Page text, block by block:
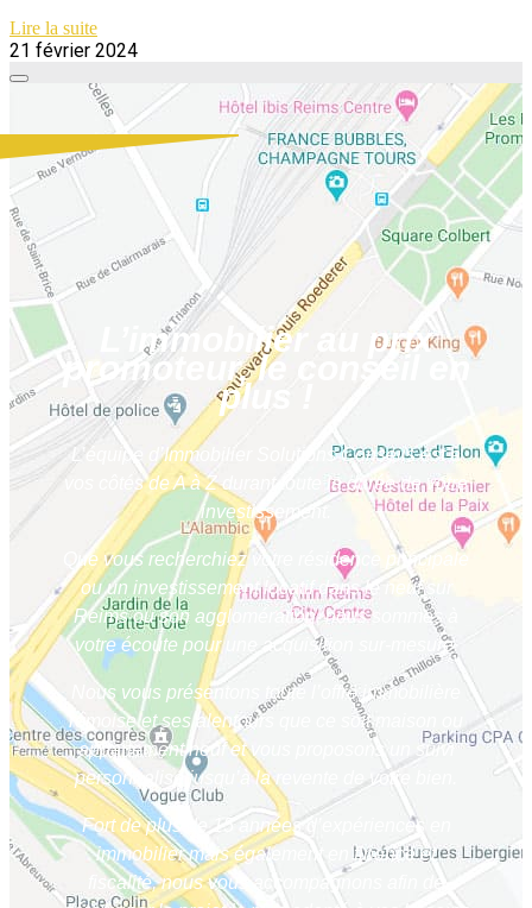
Lire la suite
21 février 2024
L’immobilier au prix
promoteur, le conseil en
plus !
L’équipe d’Immobilier Solutions Conseils est à
vos côtés de A à Z durant toute la durée de votre
investissement.
Que vous recherchiez votre résidence principale
ou un investissement locatif dans le neuf sur
Reims ou son agglomération, nous sommes à
votre écoute pour une acquisition sur-mesure.
Nous vous présentons toute l’offre immobilière
rémoise et ses alentours que ce soit maison ou
appartement neuf et vous proposons un suivi
personnalisé jusqu’à la revente de votre bien.
Fort de plus de 15 années d’expériences en
immobilier mais également en finance et
fiscalité, nous vous accompagnons afin de